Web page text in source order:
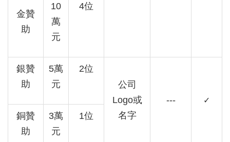
金贊
助
10
萬
元
4位
銀贊
助
5萬
元
2位
公司
Logo或
名字
--- ✓
銅贊
助
3萬
元
1位